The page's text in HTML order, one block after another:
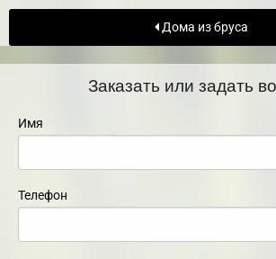
Дома из бруса
Заказать или задать
Имя
Телефон